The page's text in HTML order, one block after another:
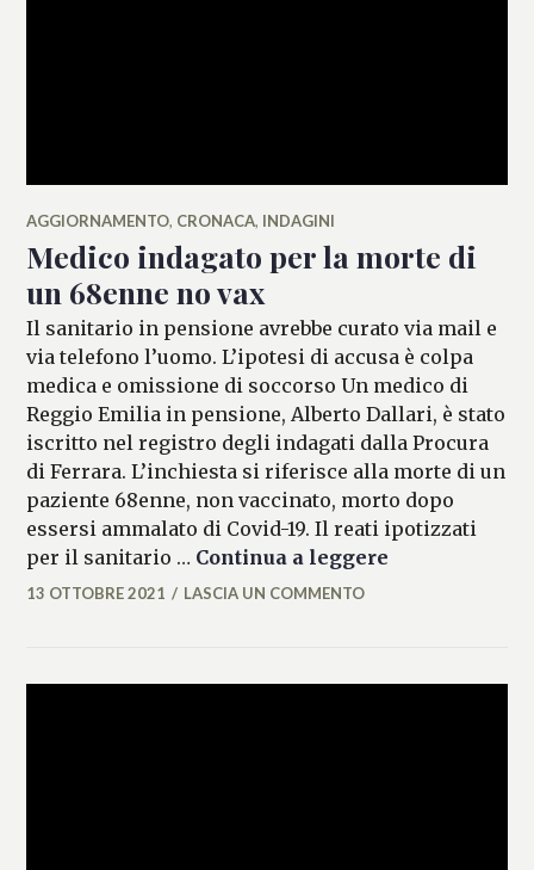
AGGIORNAMENTO, CRONACA, INDAGINI
Medico indagato per la morte di
un 68enne no vax
Il sanitario in pensione avrebbe curato via mail e
via telefono l’uomo. L’ipotesi di accusa è colpa
medica e omissione di soccorso Un medico di
Reggio Emilia in pensione, Alberto Dallari, è stato
iscritto nel registro degli indagati dalla Procura
di Ferrara. L’inchiesta si riferisce alla morte di un
paziente 68enne, non vaccinato, morto dopo
essersi ammalato di Covid-19. Il reati ipotizzati
per il sanitario … Continua a leggere
ALESSIA
13 OTTOBRE 2021 LASCIA UN COMMENTO